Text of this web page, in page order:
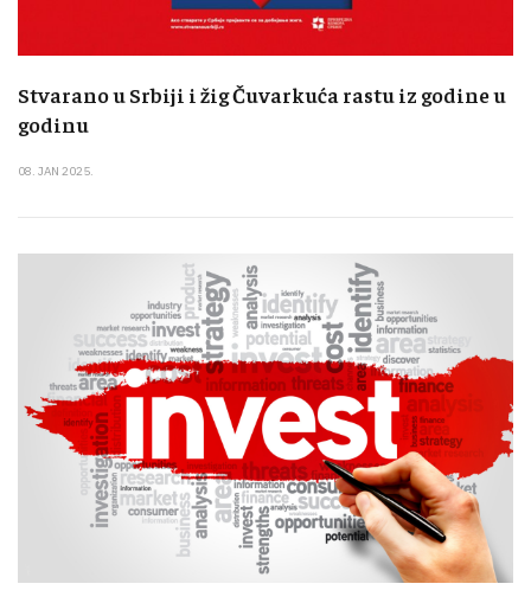
Stvarano u Srbiji i žig Čuvarkuća rastu iz godine u
godinu
08. JAN 2025.